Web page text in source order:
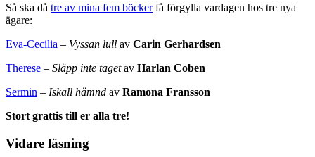
Så ska då tre av mina fem böckerfå förgylla vardagen hos tre nya
ägare:
Eva-Cecilia – Vyssan lull av Carin Gerhardsen
Therese – Släpp inte tagetav Harlan Coben
Sermin – Iskall hämnd av Ramona Fransson
Stort grattis till er alla tre!
Vidare läsning